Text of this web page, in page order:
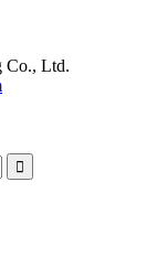
Co., Ltd.